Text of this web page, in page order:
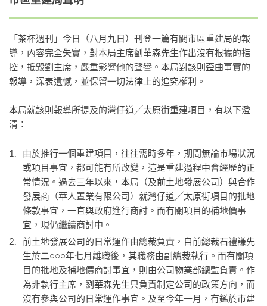
「茶杯週刊」今日（八月九日）刊登一篇有關市區重建局的報
導，內容完全失實，對本局主席劉華森先生作出沒有根據的指
控，抵毀劉主席，嚴重影響他的聲譽。本局對該則歪曲事實的
報導，深表遺憾，並保留一切法律上的追究權利。
本局就該則報導所提及的灣仔道╱太原街重建項目，有以下澄
清：
由於推行一個重建項目，往往需時多年，期間無論市場狀況
或項目事宜，都可能有所改變，這是重建過程中會經歷的正
常情況。過去三年以來，本局（及前土地發展公司）與合作
發展商（華人置業有限公司）就灣仔道╱太原街項目的批地
條款事宜，一直與政府進行商討。而有關項目的補地價事
宜，現仍繼續商討中。
前土地發展公司的日常運作由總裁負責，自前總裁石禮謙先
生於二○○○年七月離職後，其職務由副總裁執行。而有關項
目的批地及補地價商討事宜，則由公司物業部總監負責。作
為非執行主席，劉華森先生只負責制定公司的政策方向，而
沒有參與公司的日常運作事宜。及至今年一月，有鑑於市建